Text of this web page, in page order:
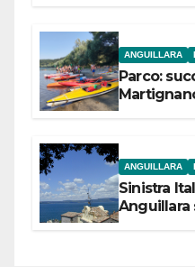
ANGUILLARA
Parco:
ANGUILLARA
Sinistra
Anguillara